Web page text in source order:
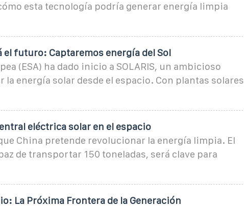
esta tecnología podría generar energía limpia
el futuro: Captaremos energía del Sol
(ESA) ha dado inicio a SOLARIS, un ambicioso
la energía solar desde el espacio. Con plantas solares
eléctrica solar en el espacio
China pretende revolucionar la energía limpia. El
de transportar 150 toneladas, será clave para
La Próxima Frontera de la Generación